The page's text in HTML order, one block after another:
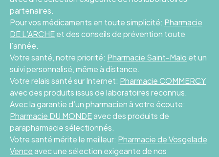
partenaires.
Pour vos médicaments en toute simplicité: Pharmacie
DE L’ARCHEet des conseils de prévention toute
l’année.
Votre santé, notre priorité: Pharmacie Saint-Malo et un
suivi personnalisé, même à distance.
Votre relais santé sur Internet: Pharmacie COMMERCY
avec des produits issus de laboratoires reconnus.
Avec la garantie d’un pharmacien à votre écoute:
Pharmacie DU MONDEavec des produits de
parapharmacie sélectionnés.
Votre santé mérite le meilleur: Pharmacie de Vosgelade
Venceavec une sélection exigeante de nos